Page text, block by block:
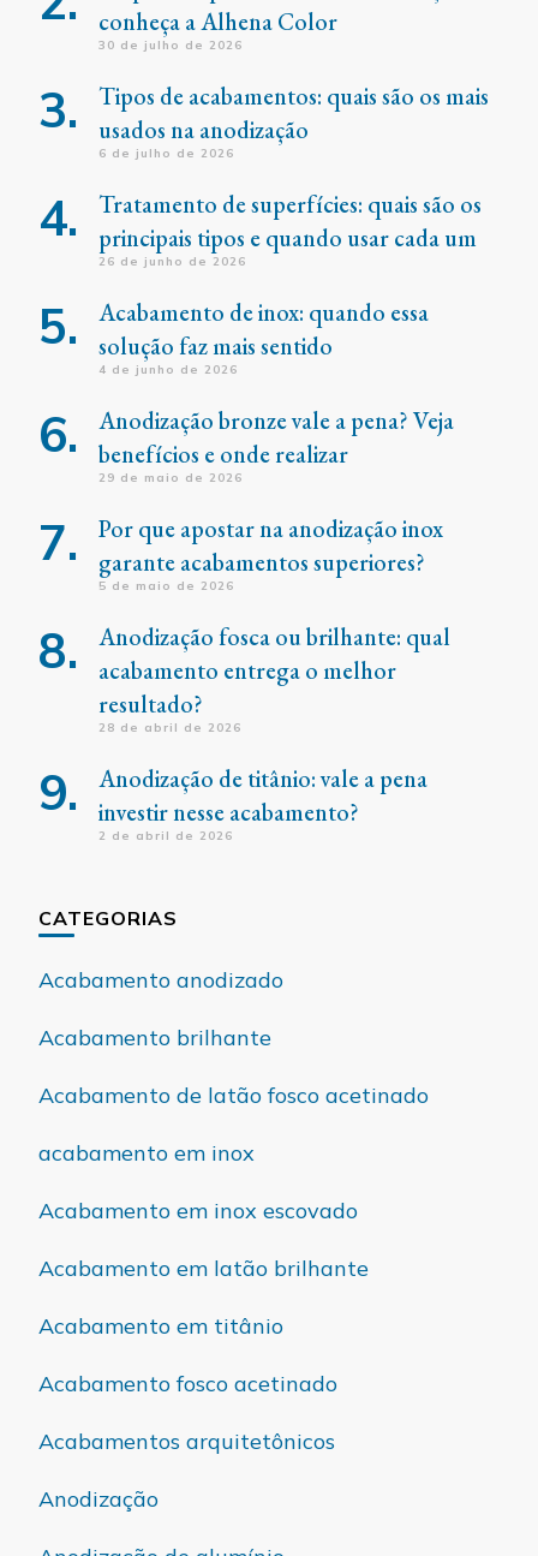
conheça a Alhena Color
30 de julho de 2026
Tipos de acabamentos: quais são os mais
usados na anodização
6 de julho de 2026
Tratamento de superfícies: quais são os
principais tipos e quando usar cada um
26 de junho de 2026
Acabamento de inox: quando essa
solução faz mais sentido
4 de junho de 2026
Anodização bronze vale a pena? Veja
benefícios e onde realizar
29 de maio de 2026
Por que apostar na anodização inox
garante acabamentos superiores?
5 de maio de 2026
Anodização fosca ou brilhante: qual
acabamento entrega o melhor
resultado?
28 de abril de 2026
Anodização de titânio: vale a pena
investir nesse acabamento?
2 de abril de 2026
CATEGORIAS
Acabamento anodizado
Acabamento brilhante
Acabamento de latão fosco acetinado
acabamento em inox
Acabamento em inox escovado
Acabamento em latão brilhante
Acabamento em titânio
Acabamento fosco acetinado
Acabamentos arquitetônicos
Anodização